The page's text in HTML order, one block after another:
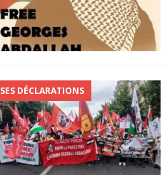
SES DÉCLARATIONS